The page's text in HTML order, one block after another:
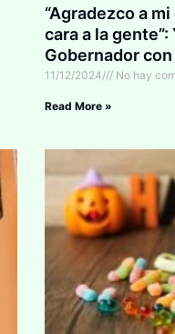
“Agradezco a
cara a la
Gobernador
país
11/12/2024 No hay
Read More »